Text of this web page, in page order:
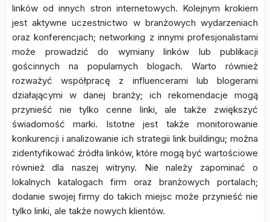
linków od innych stron internetowych. Kolejnym krokiem
jest aktywne uczestnictwo w branżowych wydarzeniach
oraz konferencjach; networking z innymi profesjonalistami
może prowadzić do wymiany linków lub publikacji
gościnnych na popularnych blogach. Warto również
rozważyć współpracę z influencerami lub blogerami
działającymi w danej branży; ich rekomendacje mogą
przynieść nie tylko cenne linki, ale także zwiększyć
świadomość marki. Istotne jest także monitorowanie
konkurencji i analizowanie ich strategii link buildingu; można
zidentyfikować źródła linków, które mogą być wartościowe
również dla naszej witryny. Nie należy zapominać o
lokalnych katalogach firm oraz branżowych portalach;
dodanie swojej firmy do takich miejsc może przynieść nie
tylko linki, ale także nowych klientów.